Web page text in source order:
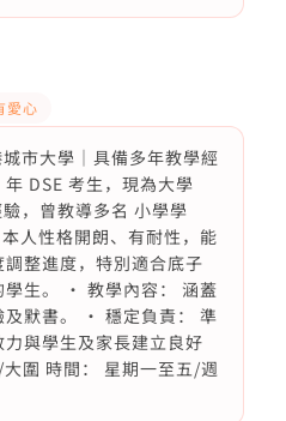
愛心
市大學｜具備多年教學經
DSE 考生，現為大學
，曾教導多名 小學學
人性格開朗、有耐性，能
整進度，特別適合底子
學生。 • 教學內容： 涵蓋
及默書。 • 穩定負責： 準
與學生及家長建立良好
圍 時間： 星期一至五/週